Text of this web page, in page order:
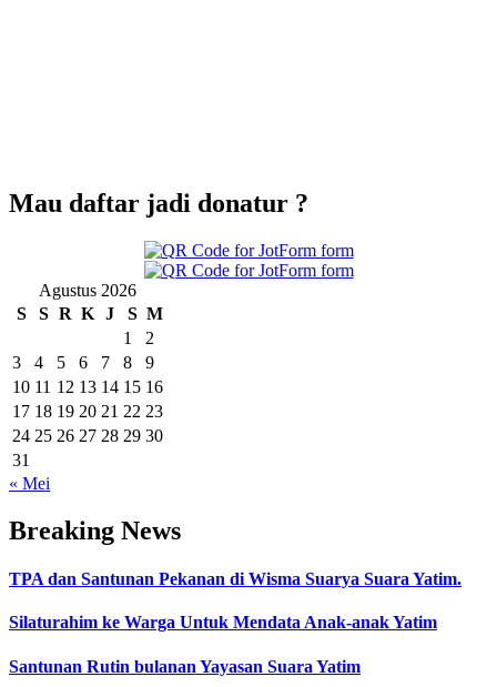
sesungguhnya sukarlah hisab pada hari kiamat atas suatu kaum yang
mengambil persoalan ini tanpa hisab" (Hasan Al Bashri)
Mau daftar jadi donatur ?
Agustus 2026
S
S R K J S M
1
2
3
4 5 6 7 8
9
10 11 12 13 14 15 16
17 18 19 20 21 22 23
24 25 26 27 28 29 30
31
« Mei
Breaking News
TPA dan Santunan Pekanan di Wisma Suarya Suara Yatim.
Silaturahim ke Warga Untuk Mendata Anak-anak Yatim
Santunan Rutin bulanan Yayasan Suara Yatim